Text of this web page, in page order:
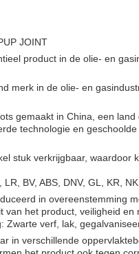
JOINT
product in de olie- en
merk in de olie- en
gemaakt in China, een
technologie en
stuk verkrijgbaar,
BV, ABS, DNV, GL, KR,
in overeenstemming
van het product, veiligheid en
Zwarte verf, lak,
in verschillende